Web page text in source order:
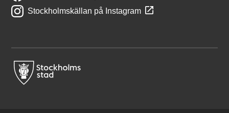
Stockholmskällan på Instagram